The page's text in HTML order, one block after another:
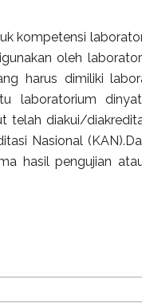
kompetensi
oleh
harus dimiliki
laboratorium
telah diakui/
Nasional
hasil pengujian